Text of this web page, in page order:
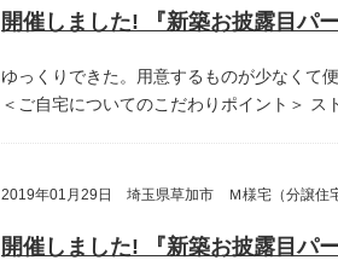
ゆっくりできた。用意するものが少なくて
＜ご自宅についてのこだわりポイント＞ ス
2019年01月29日 埼玉県草加市 Ｍ様宅（分譲住宅